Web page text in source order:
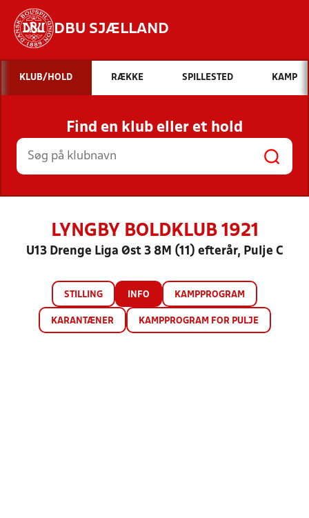
DBU SJÆLLAND
Hvad vil du søge efter?
INDHOLD OG NYHEDER
STILLINGER, RESULTATER, KLUBBER OG
HOLD
KLUB/HOLD RÆKKE SPILLESTED KAMP
Find en klub eller et hold
LYNGBY BOLDKLUB 1921
U13 Drenge Liga Øst 3 8M (11) efterår, Pulje C
STILLING INFO KAMPPROGRAM
KARANTÆNER KAMPPROGRAM FOR PULJE